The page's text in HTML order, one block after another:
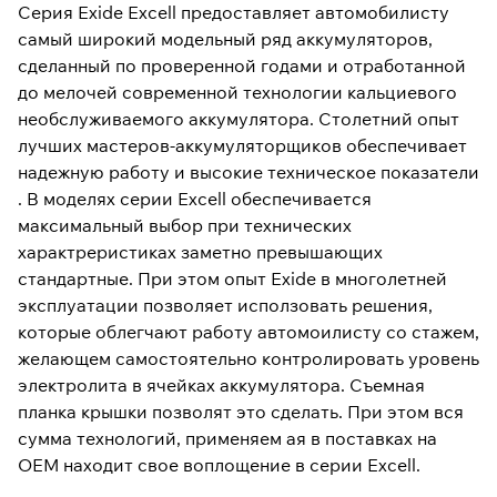
Серия Exide Excell предоставляет автомобилисту
самый широкий модельный ряд аккумуляторов,
сделанный по проверенной годами и отработанной
до мелочей современной технологии кальциевого
необслуживаемого аккумулятора. Столетний опыт
лучших мастеров-аккумуляторщиков обеспечивает
надежную работу и высокие техническое показатели
. В моделях серии Excell обеспечивается
максимальный выбор при технических
характреристиках заметно превышающих
стандартные. При этом опыт Exide в многолетней
эксплуатации позволяет исползовать решения,
которые облегчают работу автомоилисту со стажем,
желающем самостоятельно контролировать уровень
электролита в ячейках аккумулятора. Съемная
планка крышки позволят это сделать. При этом вся
сумма технологий, применяем ая в поставках на
OEM находит свое воплощение в серии Excell.